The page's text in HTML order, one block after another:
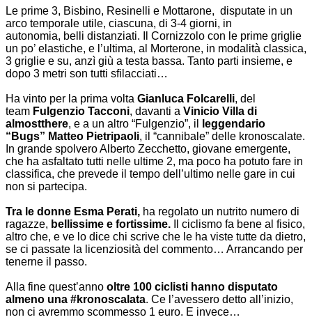
Le prime 3, Bisbino, Resinelli e Mottarone, disputate in un
arco temporale utile, ciascuna, di 3-4 giorni, in
autonomia, belli distanziati. Il Cornizzolo con le prime griglie
un po’ elastiche, e l’ultima, al Morterone, in modalità classica,
3 griglie e su, anzì giù a testa bassa. Tanto parti insieme, e
dopo 3 metri son tutti sfilacciati…
Ha vinto per la prima volta Gianluca Folcarelli, del
team Fulgenzio Tacconi, davanti a Vinicio Villa di
almostthere, e a un altro “Fulgenzio”, il
leggendario
“Bugs” Matteo Pietripaoli, il “cannibale” delle kronoscalate.
In grande spolvero Alberto Zecchetto, giovane emergente,
che ha asfaltato tutti nelle ultime 2, ma poco ha potuto fare in
classifica, che prevede il tempo dell’ultimo nelle gare in cui
non si partecipa.
Tra le donne Esma Perati, ha regolato un nutrito numero di
ragazze, bellissime e fortissime. Il ciclismo fa bene al fisico,
altro che, e ve lo dice chi scrive che le ha viste tutte da dietro,
se ci passate la licenziosità del commento… Arrancando per
tenerne il passo.
Alla fine quest’anno oltre 100 ciclisti hanno disputato
almeno una #kronoscalata. Ce l’avessero detto all’inizio,
non ci avremmo scommesso 1 euro. E invece…